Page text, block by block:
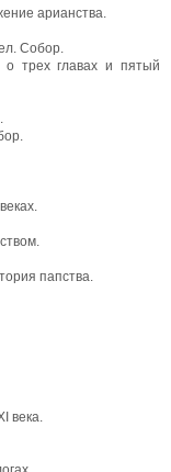
apианства.
Собор.
трех главах и пятый
папства.
века.